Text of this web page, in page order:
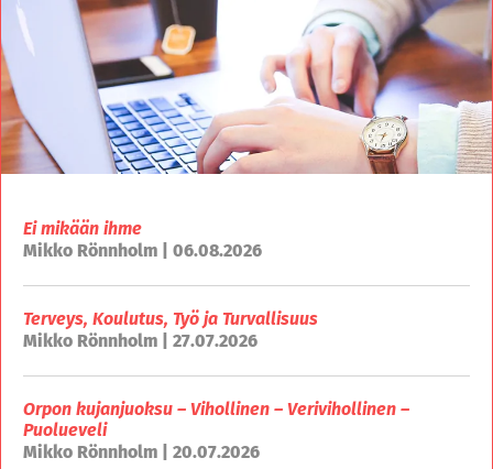
Ei mikään ihme
Mikko Rönnholm | 06.08.2026
Terveys, Koulutus, Työ ja Turvallisuus
Mikko Rönnholm | 27.07.2026
Orpon kujanjuoksu – Vihollinen – Verivihollinen –
Puolueveli
Mikko Rönnholm | 20.07.2026